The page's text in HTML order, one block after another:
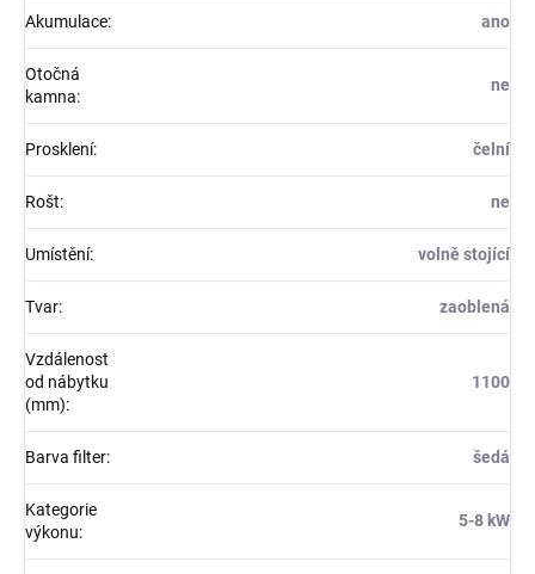
Akumulace: ano
Otočná
kamna:
ne
Prosklení: čelní
Rošt: ne
Umístění: volně stojící
Tvar: zaoblená
Vzdálenost
od nábytku
(mm):
1100
Barva filter: šedá
Kategorie
výkonu:
5-8 kW